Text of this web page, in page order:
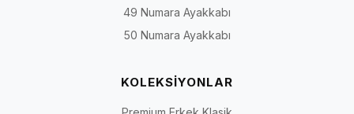
modeller
kombinleri
49 Numara Ayakkabı
50 Numara Ayakkabı
KOLEKSİYONLAR